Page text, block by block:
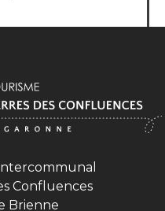
Confluences
Brienne